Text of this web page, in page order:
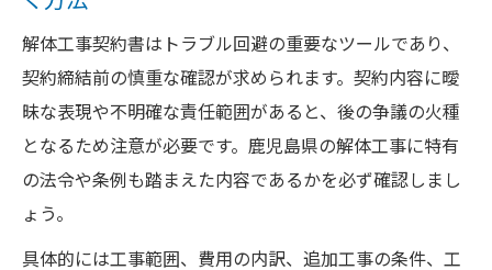
解体工事契約書はトラブル回避の重要なツールであり、
契約締結前の慎重な確認が求められます。契約内容に曖
昧な表現や不明確な責任範囲があると、後の争議の火種
となるため注意が必要です。鹿児島県の解体工事に特有
の法令や条例も踏まえた内容であるかを必ず確認しまし
ょう。
具体的には工事範囲、費用の内訳、追加工事の条件、工